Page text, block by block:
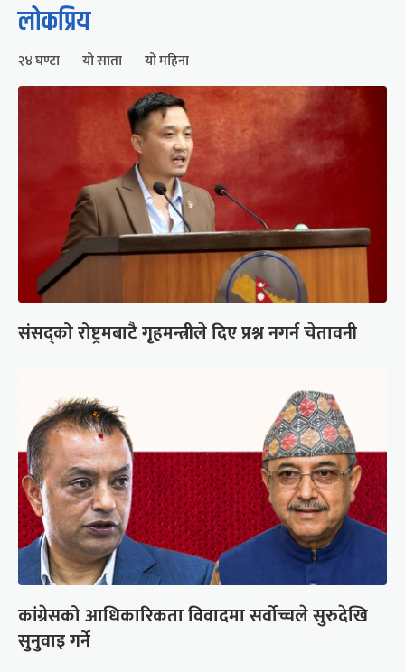
लोकप्रिय
२४ घण्टा यो साता यो महिना
संसद्को रोष्ट्रमबाटै गृहमन्त्रीले दिए प्रश्न नगर्न चेतावनी
कांग्रेसको आधिकारिकता विवादमा सर्वोच्चले सुरुदेखि
सुनुवाइ गर्ने